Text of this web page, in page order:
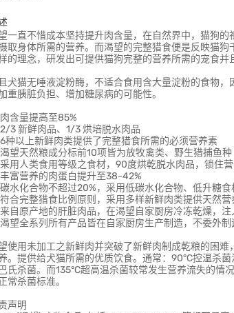
一直不惜成本坚持提升肉含量，在自然界中，猫狗
取身体所需的营养。而渴望的完整猎食便是反映猫
的理念，研发出可提供猫狗完整的营养所需的宠食
犬猫无唾液淀粉酶，不适合食用含大量淀粉的食物
重胰脏负担、增加糖尿病的可能性。
含量提高至85%
3 新鲜肉品、1/3 烘培脱水肉品
以上新鲜肉类提供了完整猎食所需的必须营养素
望天然粮成分标前10项皆为放牧禽类、野生猎捕鱼种
用人类食用等级之食材，90度烘乾脱水肉品，锁住
富营养的肉蛋白提升至38-42%
水化合物不超过20%，采用低碳水化合物、低升糖食
合完整猎食比例原则，采用多样新鲜肉类提供天然
自原产地的肝脏肉品，在渴望自家厨房冷冻乾燥，注
望全系列所有产品皆在自家厨房生产制造，不委外制
使用未加工之新鲜肉并突破了新鲜肉制成乾粮的困
。提供给犬猫所需的优质饮食。通常：90°C控温杀
氏杀菌。而135°C超高温杀菌较常发生营养流失的
常杀菌标准。
声明